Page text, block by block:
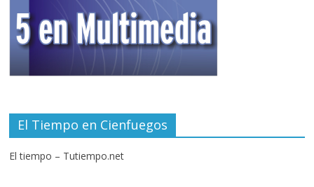
El Tiempo en Cienfuegos
El tiempo – Tutiempo.net